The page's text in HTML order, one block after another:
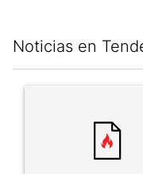
Noticias en
Un artículo de